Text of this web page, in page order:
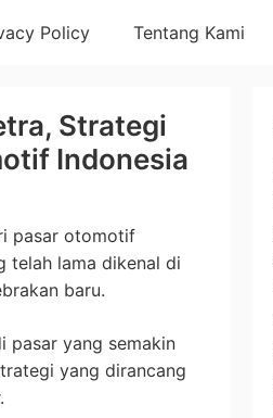
Policy Tentang Kami
Strategi
Indonesia
pasar otomotif
telah lama dikenal di
baru.
pasar yang semakin
yang dirancang